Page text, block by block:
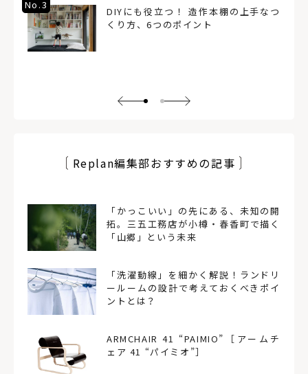
No.3
DIYにも役立つ！ 造作本棚の上手なつ
くり方、6つのポイント
Replan編集部おすすめの記事
「かっこいい」の先にある、未知の開
拓。三五工務店が小樽・春香町で描く
「山郷」という未来
「洗濯動線」を細かく解説！ランドリ
ールームの設計で考えておくべきポイ
ントとは？
ARMCHAIR 41 “PAIMIO”［アームチ
ェア 41 “パイミオ”］